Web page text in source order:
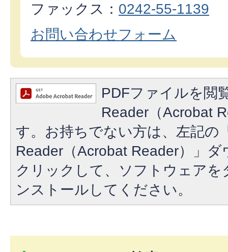
ファックス： 0242-55-1139
お問い合わせフォーム
PDFファイルを閲
Reader（Acrobat
す。お持ちでない方は、左記の
Reader（Acrobat Reader）」
クリックして、ソフトウェア
ンストールしてください。